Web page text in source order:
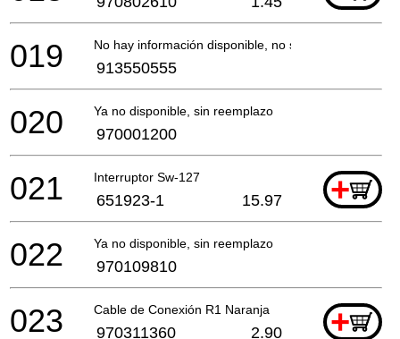
No hay información disponible, no se puede pedir
019 913550555
Ya no disponible, sin reemplazo
020 970001200
Interruptor Sw-127 +
021 651923-1 15.97
Ya no disponible, sin reemplazo
022 970109810
Cable de Conexión R1 Naranja +
023 970311360 2.90